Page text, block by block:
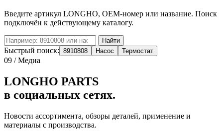
Введите артикул LONGHO, OEM-номер или название. Поиск
подключён к действующему каталогу.
Найти
Быстрый поиск: 8910808 Насос Термостат
09 / Медиа
LONGHO PARTS
в социальных сетях.
Новости ассортимента, обзоры деталей, применение и
материалы с производства.